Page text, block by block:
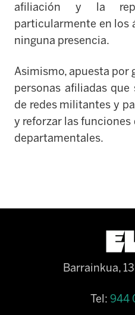
afiliación y la
particularmente en los
ninguna presencia.
Asimismo, apuesta por
personas afiliadas
de redes militantes y
y reforzar las funciones
departamentales.
Barrainkua,
Tel: 944